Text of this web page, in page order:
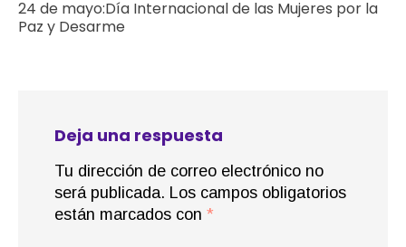
24 de mayo:Día Internacional de las Mujeres por la
Paz y Desarme
Deja una respuesta
Tu dirección de correo electrónico no
será publicada. Los campos obligatorios
están marcados con *